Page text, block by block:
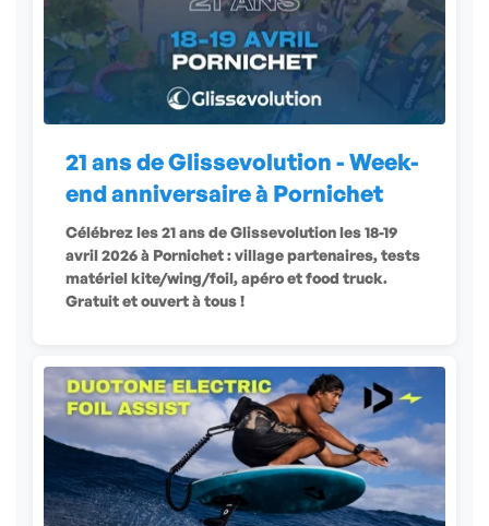
21 ans de Glissevolution - Week-
end anniversaire à Pornichet
Célébrez les 21 ans de Glissevolution les 18-19
avril 2026 à Pornichet : village partenaires, tests
matériel kite/wing/foil, apéro et food truck.
Gratuit et ouvert à tous !